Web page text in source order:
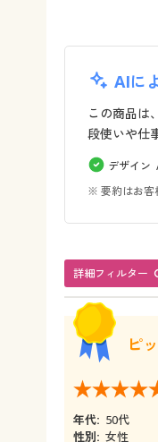
AIに
この商品は
段使いや仕
デザイン
※ 要約はお客
詳細フィルター
ピ
年代: 50代
性別: 女性